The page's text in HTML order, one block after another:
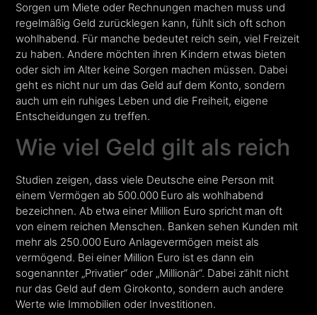
Sorgen um Miete oder Rechnungen machen muss und
regelmäßig Geld zurücklegen kann, fühlt sich oft schon
wohlhabend. Für manche bedeutet reich sein, viel Freizeit
zu haben. Andere möchten ihren Kindern etwas bieten
oder sich im Alter keine Sorgen machen müssen. Dabei
geht es nicht nur um das Geld auf dem Konto, sondern
auch um ein ruhiges Leben und die Freiheit, eigene
Entscheidungen zu treffen.
Wie viel Geld gilt als reich
Studien zeigen, dass viele Deutsche eine Person mit
einem Vermögen ab 500.000 Euro als wohlhabend
bezeichnen. Ab etwa einer Million Euro spricht man oft
von einem reichen Menschen. Banken sehen Kunden mit
mehr als 250.000 Euro Anlagevermögen meist als
vermögend. Bei einer Million Euro ist es dann ein
sogenannter „Privatier“ oder „Millionär“. Dabei zählt nicht
nur das Geld auf dem Girokonto, sondern auch andere
Werte wie Immobilien oder Investitionen.